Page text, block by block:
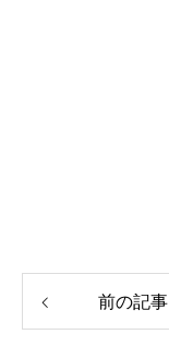
前の記事